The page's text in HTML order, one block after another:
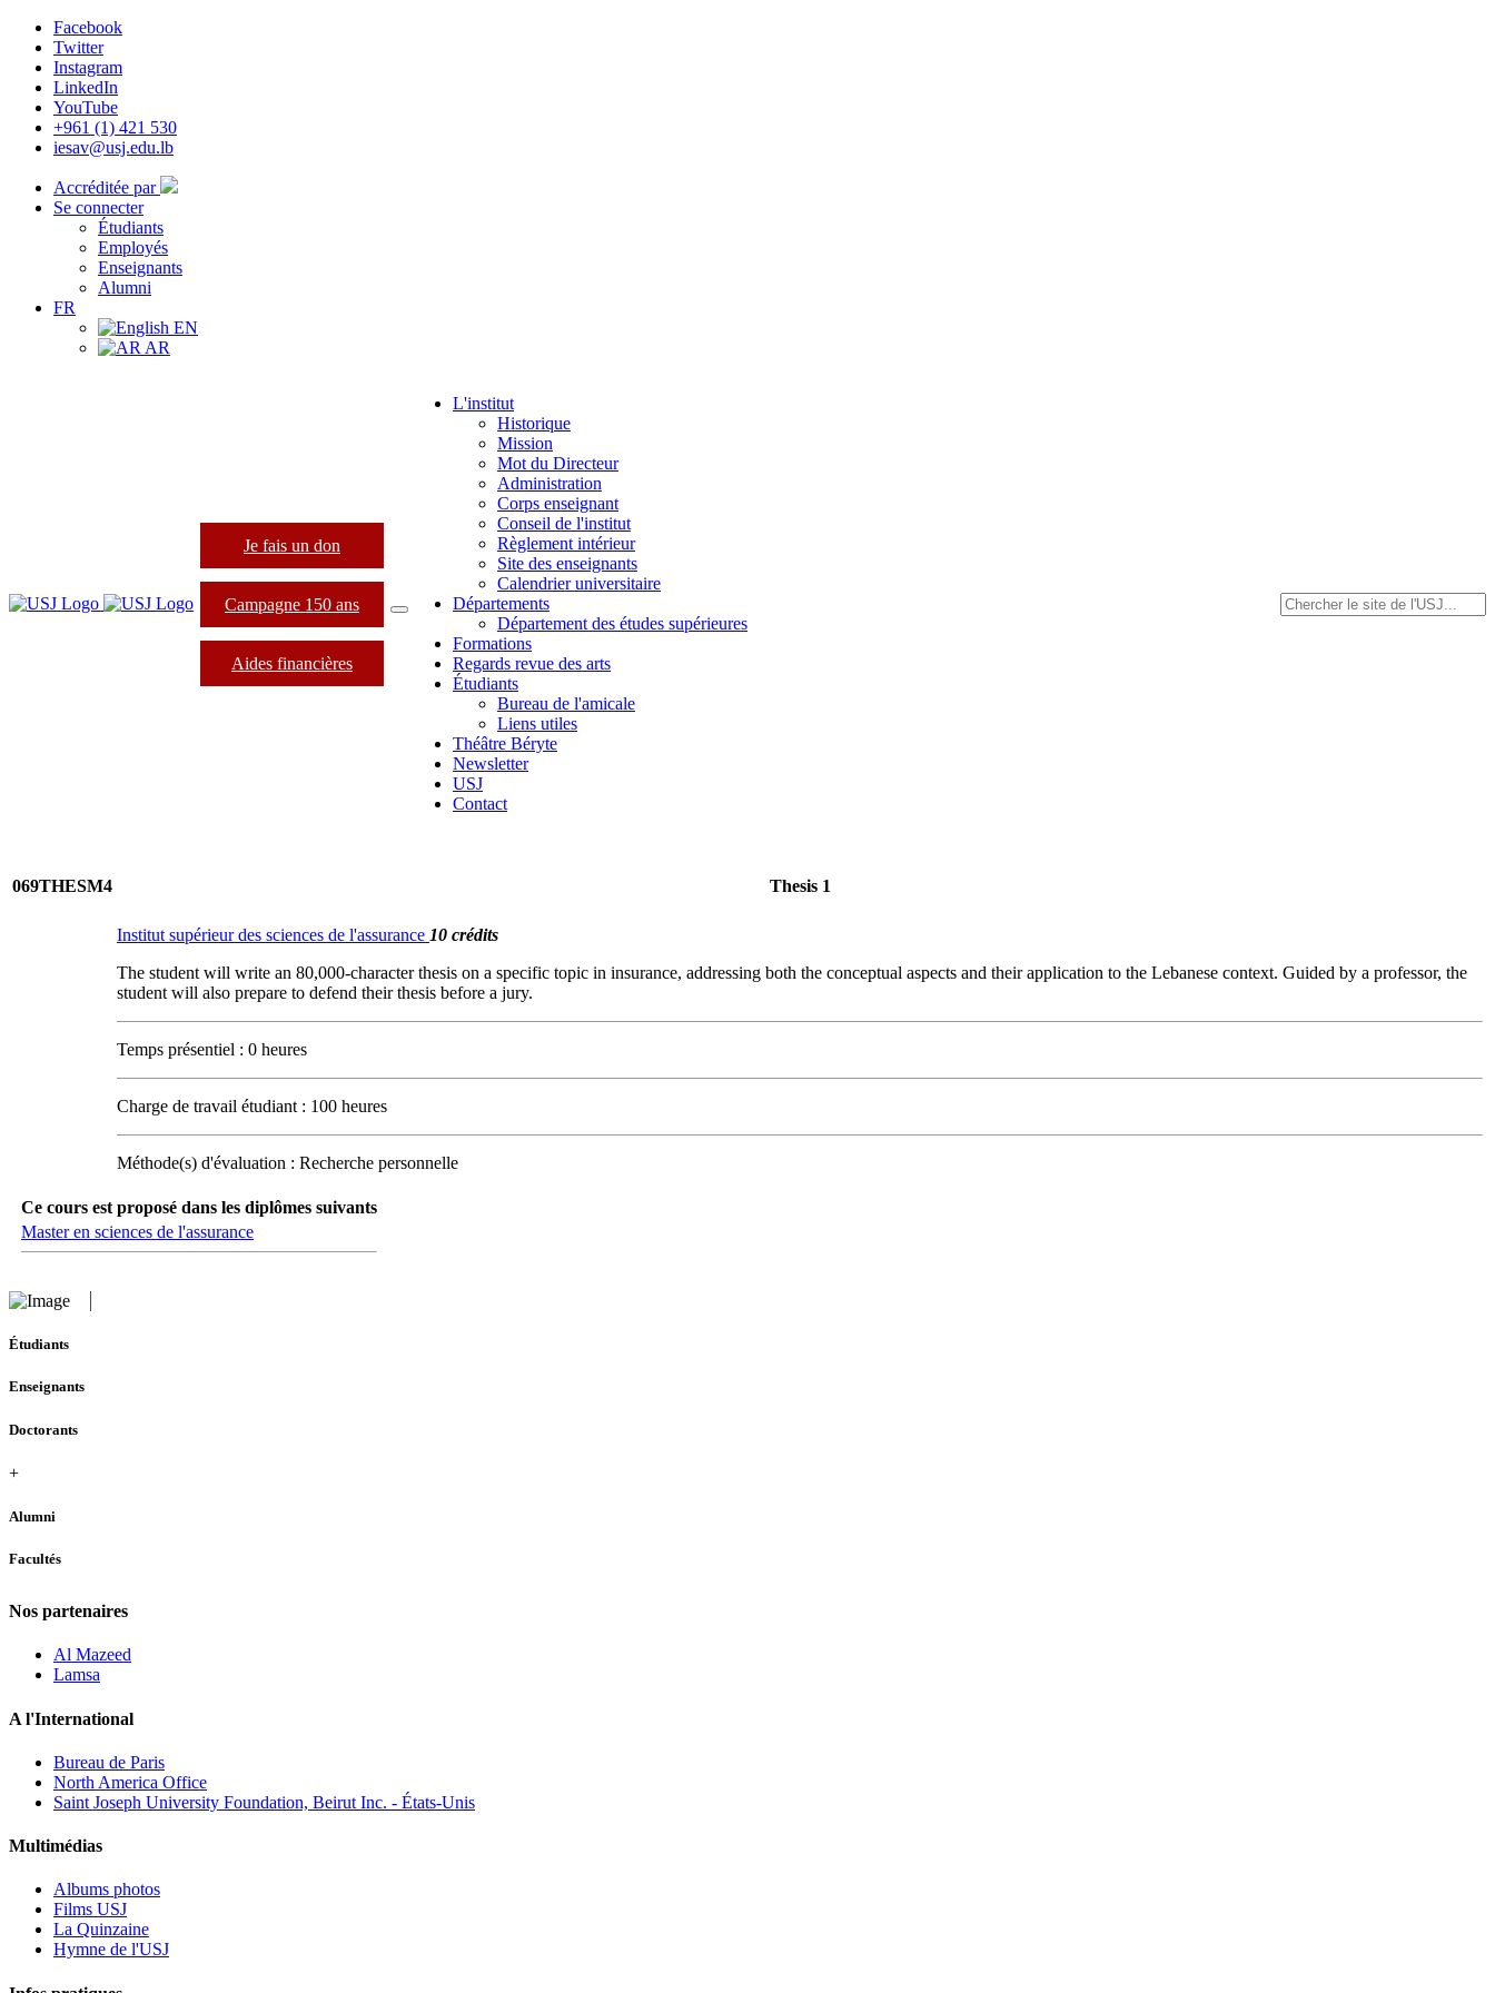
Facebook
Twitter
Instagram
LinkedIn
YouTube
+961 (1) 421 530
iesav@usj.edu.lb
Accréditée par
Se connecter
Étudiants
Employés
Enseignants
Alumni
FR
EN
AR
Je fais un don
Campagne 150 ans
Aides financières
L'institut
Historique
Mission
Mot du Directeur
Administration
Corps enseignant
Conseil de l'institut
Règlement intérieur
Site des enseignants
Calendrier universitaire
Départements
Département des études supérieures
Formations
Regards revue des arts
Étudiants
Bureau de l'amicale
Liens utiles
Théâtre Béryte
Newsletter
USJ
Contact
069THESM4 Thesis 1
Institut supérieur des sciences de l'assurance 10 crédits
The student will write an 80,000-character thesis on a specific topic in insurance, addressing both the conceptual aspects and their application to the Lebanese context. Guided by a professor, the
student will also prepare to defend their thesis before a jury.
Temps présentiel : 0 heures
Charge de travail étudiant : 100 heures
Méthode(s) d'évaluation : Recherche personnelle
Ce cours est proposé dans les diplômes suivants
Master en sciences de l'assurance
Étudiants
Enseignants
Doctorants
+
Alumni
Facultés
Nos partenaires
Al Mazeed
Lamsa
A l'International
Bureau de Paris
North America Office
Saint Joseph University Foundation, Beirut Inc. - États-Unis
Multimédias
Albums photos
Films USJ
La Quinzaine
Hymne de l'USJ